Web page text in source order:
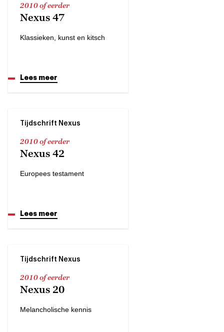
2010 of eerder
Nexus 47
Klassieken, kunst en kitsch
Lees meer
Tijdschrift Nexus
2010 of eerder
Nexus 42
Europees testament
Lees meer
Tijdschrift Nexus
2010 of eerder
Nexus 20
Melancholische kennis